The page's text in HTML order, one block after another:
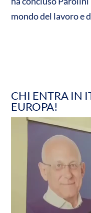
mondo del lavoro e
CHI ENTRA IN
EUROPA!